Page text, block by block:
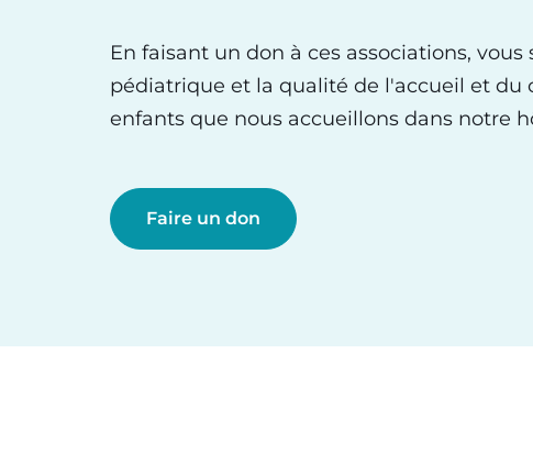
En faisant un don à ces associations,
pédiatrique et la qualité de l'accueil et du
enfants que nous accueillons dans notre
Faire un don